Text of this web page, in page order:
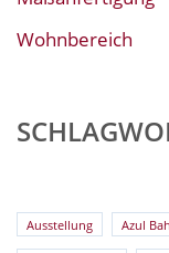
Wohnbereich
Ausstellung Azul